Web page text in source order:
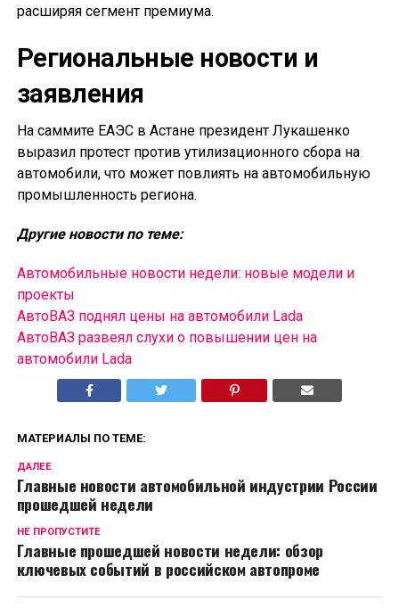
расширяя сегмент премиума.
Региональные новости и
заявления
На саммите ЕАЭС в Астане президент Лукашенко
выразил протест против утилизационного сбора на
автомобили, что может повлиять на автомобильную
промышленность региона.
Другие новости по теме:
Автомобильные новости недели: новые модели и
проекты
АвтоВАЗ поднял цены на автомобили Lada
АвтоВАЗ развеял слухи о повышении цен на
автомобили Lada
МАТЕРИАЛЫ ПО ТЕМЕ:
ДАЛЕЕ
Главные новости автомобильной индустрии России
прошедшей недели
НЕ ПРОПУСТИТЕ
Главные прошедшей новости недели: обзор
ключевых событий в российском автопроме